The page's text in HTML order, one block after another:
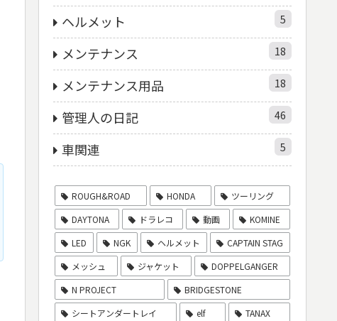
ヘルメット 5
メンテナンス 18
メンテナンス用品 18
管理人の日記 46
車関連 5
ROUGH&ROAD HONDA
ツーリング
DAYTONA
ドラレコ 動画
KOMINE
LED
NGK ヘルメット
CAPTAIN STAG
メッシュ
ジャケット
DOPPELGANGER
N PROJECT
BRIDGESTONE
シートアンダートレイ
elf
TANAX